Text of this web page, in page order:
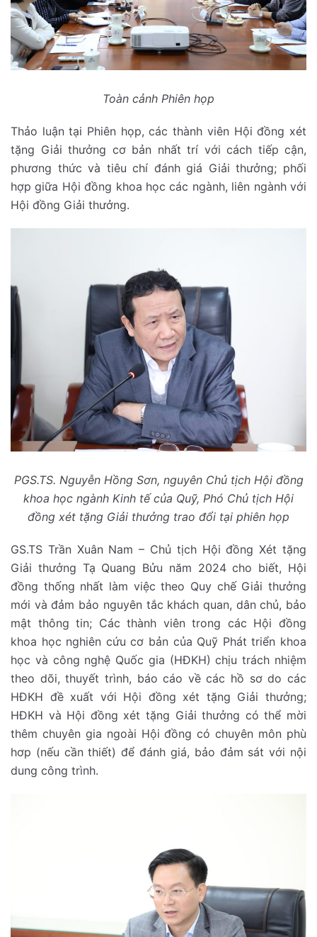
Toàn cảnh Phiên họp
Thảo luận tại Phiên họp, các thành viên Hội đồng xét
tặng Giải thưởng cơ bản nhất trí với cách tiếp cận,
phương thức và tiêu chí đánh giá Giải thưởng; phối
hợp giữa Hội đồng khoa học các ngành, liên ngành với
Hội đồng Giải thưởng.
PGS.TS. Nguyễn Hồng Sơn, nguyên Chủ tịch Hội đồng
khoa học ngành Kinh tế của Quỹ, Phó Chủ tịch Hội
đồng xét tặng Giải thưởng trao đổi tại phiên họp
GS.TS Trần Xuân Nam – Chủ tịch Hội đồng Xét tặng
Giải thưởng Tạ Quang Bửu năm 2024 cho biết, Hội
đồng thống nhất làm việc theo Quy chế Giải thưởng
mới và đảm bảo nguyên tắc khách quan, dân chủ, bảo
mật thông tin; Các thành viên trong các Hội đồng
khoa học nghiên cứu cơ bản của Quỹ Phát triển khoa
học và công nghệ Quốc gia (HĐKH) chịu trách nhiệm
theo dõi, thuyết trình, báo cáo về các hồ sơ do các
HĐKH đề xuất với Hội đồng xét tặng Giải thưởng;
HĐKH và Hội đồng xét tặng Giải thưởng có thể mời
thêm chuyên gia ngoài Hội đồng có chuyên môn phù
hơp (nếu cần thiết) để đánh giá, bảo đảm sát với nội
dung công trình.